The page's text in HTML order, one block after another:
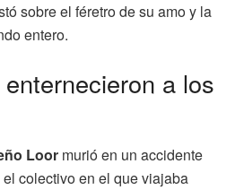
sobre el féretro de su amo y la
entero.
a los
Loor murió en un accidente
colectivo en el que viajaba